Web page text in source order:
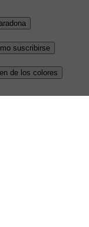
suscribirse
de los colores